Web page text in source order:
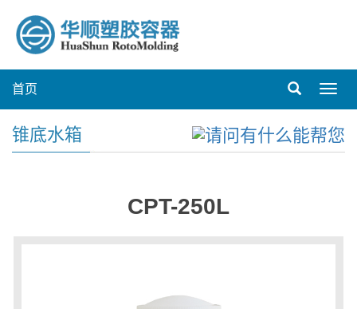
首页
锥底水箱
CPT-250L